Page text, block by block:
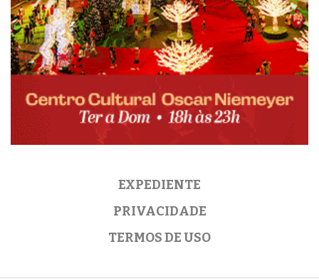
EXPEDIENTE
PRIVACIDADE
TERMOS DE USO